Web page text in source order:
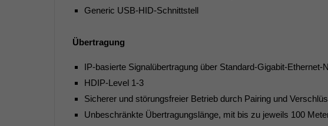
Generic USB-HID-Schnittstell
Übertragung
IP-basierte Signalübertragung über Standard-Gigabit-
HDIP-Level 1-3
Sicherer und störungsfreier Betrieb durch Pairing und
Unbeschränkte Übertragungslänge, mit bis zu jeweils 100